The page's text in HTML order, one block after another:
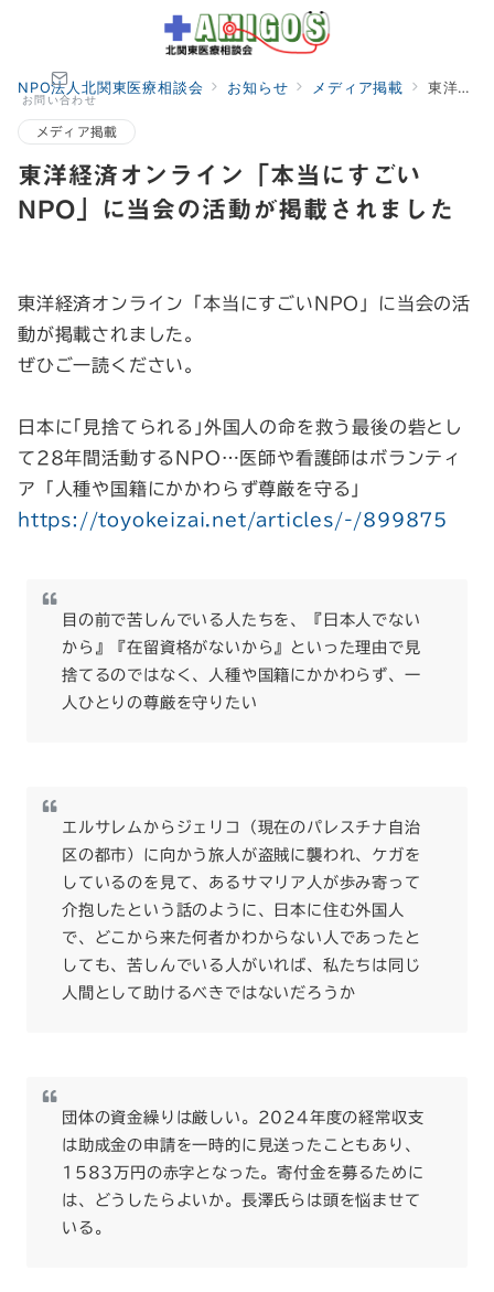
お問い合わせ
NPO法人北関東医療相談会 お知らせ メディア掲載 東洋経済オンライン「本当にすごいNPO」に当会の活動が掲載されました
メディア掲載
東洋経済オンライン「本当にすごい
NPO」に当会の活動が掲載されました
東洋経済オンライン「本当にすごいNPO」に当会の活
動が掲載されました。
ぜひご一読ください。
日本に｢見捨てられる｣外国人の命を救う最後の砦とし
て28年間活動するNPO…医師や看護師はボランティ
ア「人種や国籍にかかわらず尊厳を守る」
https://toyokeizai.net/articles/-/899875
目の前で苦しんでいる人たちを、『日本人でない
から』『在留資格がないから』といった理由で見
捨てるのではなく、人種や国籍にかかわらず、一
人ひとりの尊厳を守りたい
エルサレムからジェリコ（現在のパレスチナ自治
区の都市）に向かう旅人が盗賊に襲われ、ケガを
しているのを見て、あるサマリア人が歩み寄って
介抱したという話のように、日本に住む外国人
で、どこから来た何者かわからない人であったと
しても、苦しんでいる人がいれば、私たちは同じ
人間として助けるべきではないだろうか
団体の資金繰りは厳しい。2024年度の経常収支
は助成金の申請を一時的に見送ったこともあり、
1583万円の赤字となった。寄付金を募るために
は、どうしたらよいか。長澤氏らは頭を悩ませて
いる。